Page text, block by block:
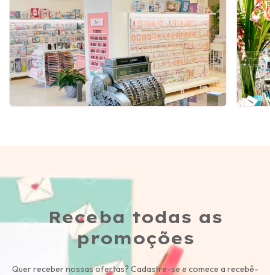
Receba todas as
promoções
Quer receber nossas ofertas? Cadastre-se e comece a recebê-